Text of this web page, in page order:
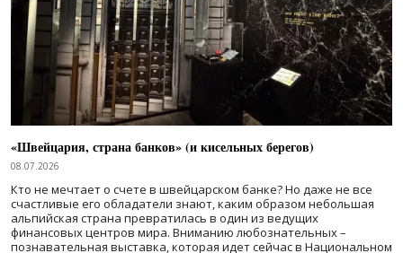
«Швейцария, страна банков» (и кисельных берегов)
08.07.2026
Кто не мечтает о счете в швейцарском банке? Но даже не все
счастливые его обладатели знают, каким образом небольшая
альпийская страна превратилась в один из ведущих
финансовых центров мира. Вниманию любознательных –
познавательная выставка, которая идет сейчас в Национальном